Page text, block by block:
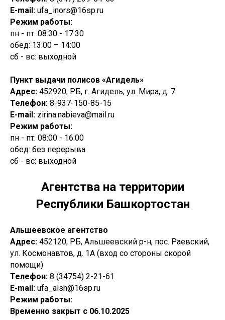
E-mail: ufa_inors@16sp.ru
Режим работы:
пн - пт: 08:30 - 17:30
обед: 13:00 – 14:00
сб - вс: выходной
Пункт выдачи полисов «Агидель»
Адрес: 452920, РБ, г. Агидель, ул. Мира, д. 7
Телефон: 8-937-150-85-15
E-mail: zirina.nabieva@mail.ru
Режим работы:
пн - пт: 08:00 - 16:00
обед: без перерыва
сб - вс: выходной
Агентства на территории
Республики Башкортостан
Альшеевское агентство
Адрес: 452120, РБ, Альшеевский р-н, пос. Раевский,
ул. Космонавтов, д. 1А (вход со стороны скорой
помощи)
Телефон: 8 (34754) 2-21-61
E-mail: ufa_alsh@16sp.ru
Режим работы:
Временно закрыт с 06.10.2025